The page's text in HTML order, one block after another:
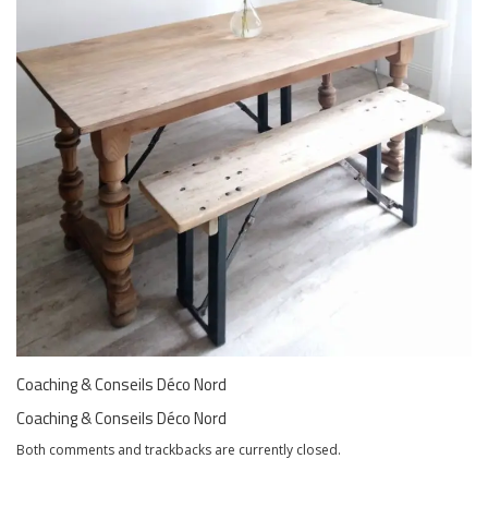
Coaching & Conseils Déco Nord
Coaching & Conseils Déco Nord
Both comments and trackbacks are currently closed.